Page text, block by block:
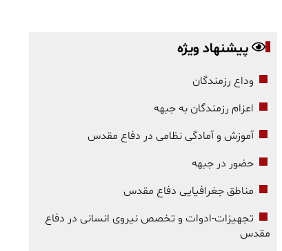
پیشنهاد ویژه
وداع رزمندگان
اعزام رزمندگان به جبهه
آموزش و آمادگی نظامی در دفاع مقدس
حضور در جبهه
مناطق جغرافیایی دفاع مقدس
تجهیزات-ادوات و تخصص نیروی انسانی در دفاع
مقدس